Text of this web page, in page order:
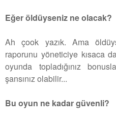
Eğer öldüyseniz ne olacak?
Ah çook yazık. Ama
raporunu yöneticiye kısaca
oyunda topladığınız
şansınız olabilir...
Bu oyun ne kadar güvenli?